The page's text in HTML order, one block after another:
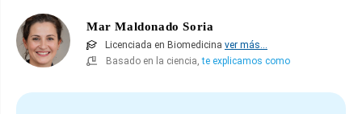
Mar Maldonado Soria
Licenciada en Biomedicina ver más...
Basado en la ciencia,te explicamos como